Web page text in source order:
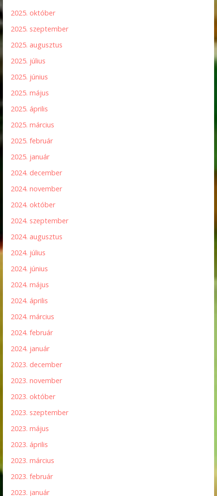
2025. október
2025. szeptember
2025. augusztus
2025. július
2025. június
2025. május
2025. április
2025. március
2025. február
2025. január
2024. december
2024. november
2024. október
2024. szeptember
2024. augusztus
2024. július
2024. június
2024. május
2024. április
2024. március
2024. február
2024. január
2023. december
2023. november
2023. október
2023. szeptember
2023. május
2023. április
2023. március
2023. február
2023. január